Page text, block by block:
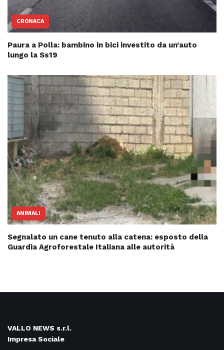
CRONACA
Paura a Polla: bambino in bici investito da un’auto
lungo la Ss19
ANIMALI
Segnalato un cane tenuto alla catena: esposto della
Guardia Agroforestale Italiana alle autorità
VALLO NEWS s.r.l.
Impresa Sociale